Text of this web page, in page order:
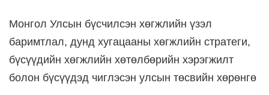
Монгол Улсын бүсчилсэн хөгжлийн үзэл
баримтлал, дунд хугацааны хөгжлийн стратеги,
бүсүүдийн хөгжлийн хөтөлбөрийн хэрэгжилт
болон бүсүүдэд чиглэсэн улсын төсвийн хөрөнгө